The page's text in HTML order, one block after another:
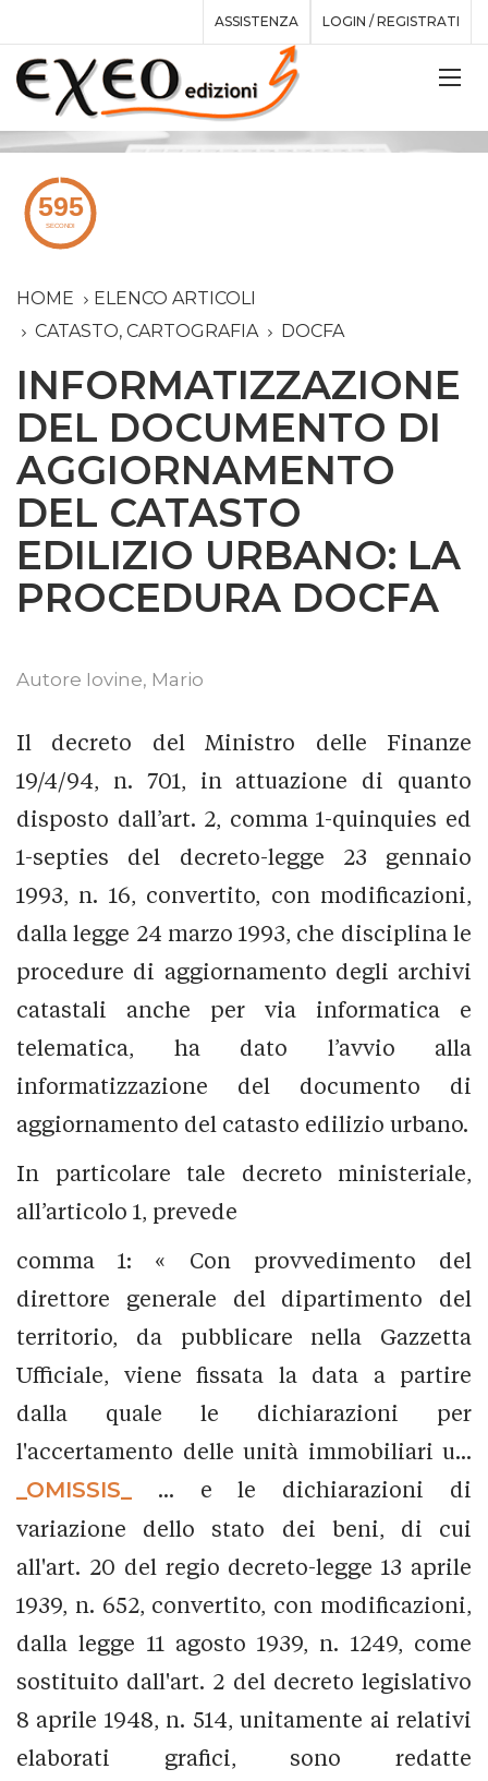
ASSISTENZA LOGIN / REGISTRATI
HOME
ELENCO ARTICOLI
CATASTO, CARTOGRAFIA
DOCFA
INFORMATIZZAZIONE
DEL DOCUMENTO DI
AGGIORNAMENTO
DEL CATASTO
EDILIZIO URBANO: LA
PROCEDURA DOCFA
Autore Iovine, Mario
Il decreto del Ministro delle Finanze
19/4/94, n. 701, in attuazione di quanto
disposto dall’art. 2, comma 1-quinquies ed
1-septies del decreto-legge 23 gennaio
1993, n. 16, convertito, con modificazioni,
dalla legge 24 marzo 1993, che disciplina le
procedure di aggiornamento degli archivi
catastali anche per via informatica e
telematica, ha dato l’avvio alla
informatizzazione del documento di
aggiornamento del catasto edilizio urbano.
In particolare tale decreto ministeriale,
all’articolo 1, prevede
comma 1: « Con provvedimento del
direttore generale del dipartimento del
territorio, da pubblicare nella Gazzetta
Ufficiale, viene fissata la data a partire
dalla quale le dichiarazioni per
l'accertamento delle unità immobiliari u...
_OMISSIS_
... e le dichiarazioni di
variazione dello stato dei beni, di cui
all'art. 20 del regio decreto-legge 13 aprile
1939, n. 652, convertito, con modificazioni,
dalla legge 11 agosto 1939, n. 1249, come
sostituito dall'art. 2 del decreto legislativo
8 aprile 1948, n. 514, unitamente ai relativi
elaborati grafici, sono redatte